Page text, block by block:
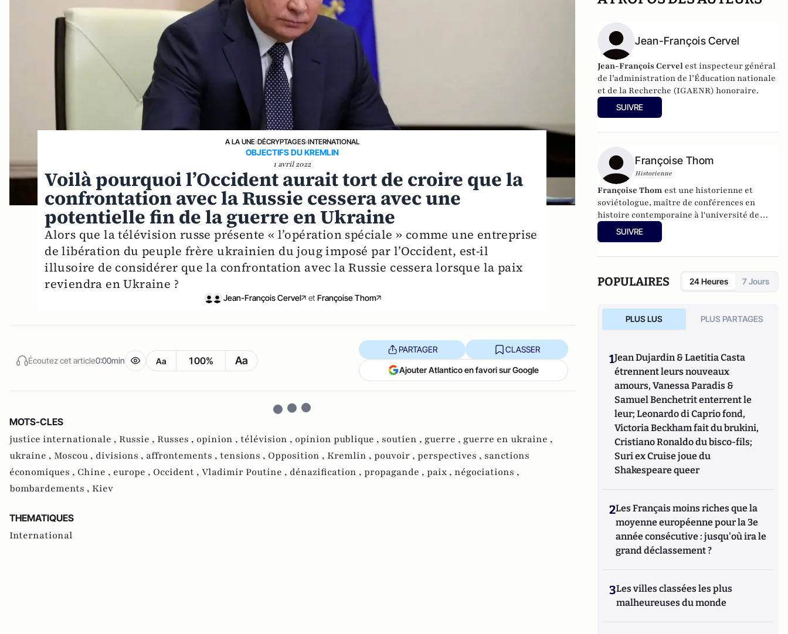
A LA UNE›DÉCRYPTAGES›INTERNATIONAL
OBJECTIFS DU KREMLIN
1 avril 2022
Voilà pourquoi l’Occident aurait tort de croire que la
confrontation avec la Russie cessera avec une
potentielle fin de la guerre en Ukraine
Alors que la télévision russe présente « l’opération spéciale » comme une entreprise
de libération du peuple frère ukrainien du joug imposé par l’Occident, est-il
illusoire de considérer que la confrontation avec la Russie cessera lorsque la paix
reviendra en Ukraine ?
Jean-François Cervel et Françoise Thom
Écoutez cet article0:00min Aa 100% Aa
PARTAGER CLASSER
Ajouter Atlantico en favori sur Google
MOTS-CLES
justice internationale , Russie , Russes , opinion , télévision , opinion publique , soutien , guerre , guerre en ukraine ,
ukraine , Moscou , divisions , affrontements , tensions , Opposition , Kremlin , pouvoir , perspectives , sanctions
économiques , Chine , europe , Occident , Vladimir Poutine , dénazification , propagande , paix , négociations ,
bombardements , Kiev
THEMATIQUES
International
Jean-François Cervel
Jean-François Cervel est inspecteur général
de l’administration de l’Éducation nationale
et de la Recherche (IGAENR) honoraire.
SUIVRE
Françoise Thom
Historienne
Françoise Thom est une historienne et
soviétologue, maître de conférences en
histoire contemporaine à l'université de
Paris-Sorbonne
SUIVRE
POPULAIRES 24 Heures 7 Jours
PLUS LUS PLUS PARTAGES
1Jean Dujardin & Laetitia Casta
étrennent leurs nouveaux
amours, Vanessa Paradis &
Samuel Benchetrit enterrent le
leur; Leonardo di Caprio fond,
Victoria Beckham fait du brukini,
Cristiano Ronaldo du bisco-fils;
Suri ex Cruise joue du
Shakespeare queer
2Les Français moins riches que la
moyenne européenne pour la 3e
année consécutive : jusqu'où ira le
grand déclassement ?
3Les villes classées les plus
malheureuses du monde